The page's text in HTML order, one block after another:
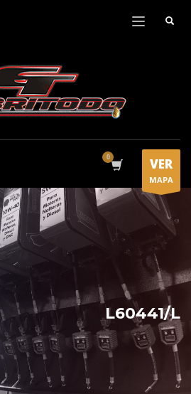
VER
MAPA
L60441/L